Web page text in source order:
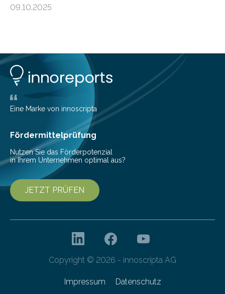
Knochenfunden zeigen, dass Flusspferde noch vor
Universität Potsdam und die Reiss-Engelhorn-Museen
Mannheim mit dem Curt-Engelhorn-Zentrum
Archäometrie hat dazu eine Studie im Fachjournal
Current Biology veröffentlicht. Bisher ging man davon
aus, dass gewöhnliche Flusspferde (Hippopotamus
amphibius) in Mitteleuropa vor ungefähr…
09.10.2025
Eine Marke von innoscripta
Fördermittelprüfung
Nutzen Sie das Förderpotenzial
in Ihrem Unternehmen optimal aus?
JETZT PRÜFEN
Copyright © 2026 - innoscripta AG
Impressum Datenschutz